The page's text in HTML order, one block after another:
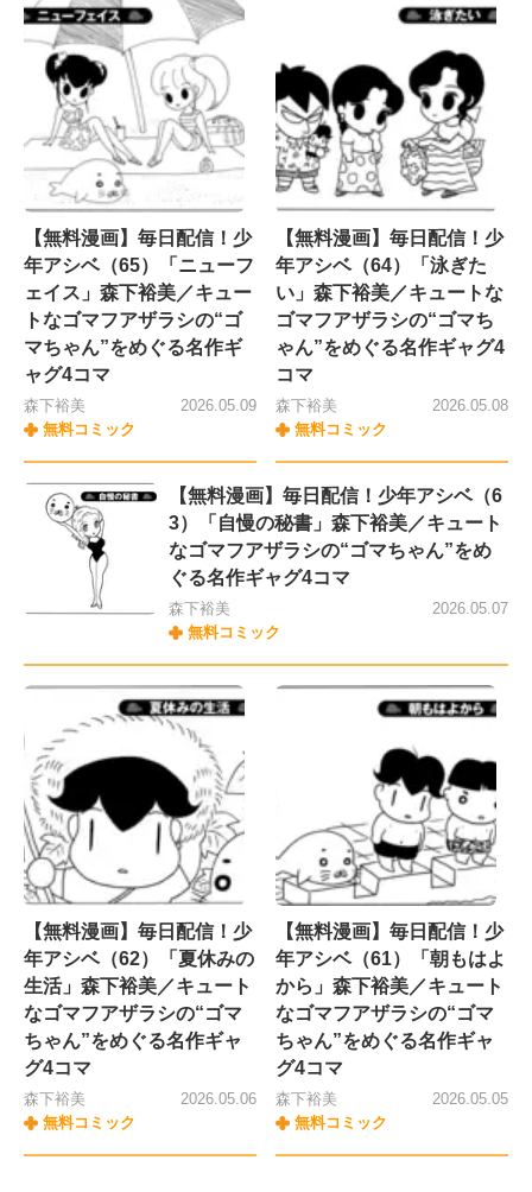
【無料漫画】毎日配信！少
年アシベ（65）「ニューフ
ェイス」森下裕美／キュー
トなゴマフアザラシの“ゴ
マちゃん”をめぐる名作ギ
ャグ4コマ
森下裕美
無料コミック
2026.05.09
【無料漫画】毎日配信！少
年アシベ（64）「泳ぎた
い」森下裕美／キュートな
ゴマフアザラシの“ゴマち
ゃん”をめぐる名作ギャグ4
コマ
森下裕美
無料コミック
2026.05.08
【無料漫画】毎日配信！少年アシベ（6
3）「自慢の秘書」森下裕美／キュート
なゴマフアザラシの“ゴマちゃん”をめ
ぐる名作ギャグ4コマ
森下裕美
無料コミック
2026.05.07
【無料漫画】毎日配信！少
年アシベ（62）「夏休みの
生活」森下裕美／キュート
なゴマフアザラシの“ゴマ
ちゃん”をめぐる名作ギャ
グ4コマ
森下裕美
無料コミック
2026.05.06
【無料漫画】毎日配信！少
年アシベ（61）「朝もはよ
から」森下裕美／キュート
なゴマフアザラシの“ゴマ
ちゃん”をめぐる名作ギャ
グ4コマ
森下裕美
無料コミック
2026.05.05